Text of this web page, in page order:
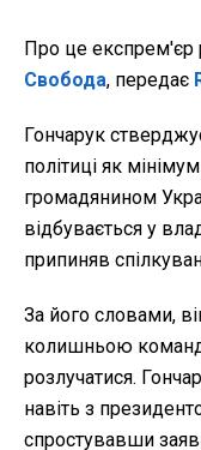
Про це експрем'єр
Свобода, передає
Гончарук
політиці як
громадянином
відбувається у
припиняв
За його словами,
колишньою
розлучатися.
навіть з
спростувавши